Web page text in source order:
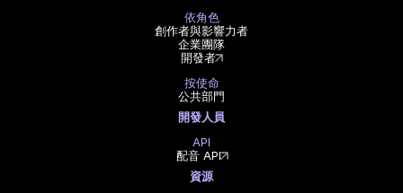
依角色
創作者與影響力者
企業團隊
開發者
按使命
公共部門
開發人員
API
配音 API
資源